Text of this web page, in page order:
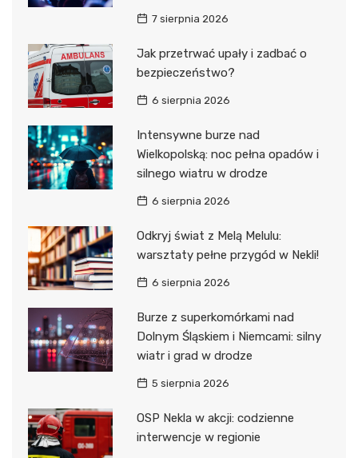
7 sierpnia 2026
Jak przetrwać upały i zadbać o
bezpieczeństwo?
6 sierpnia 2026
Intensywne burze nad
Wielkopolską: noc pełna opadów i
silnego wiatru w drodze
6 sierpnia 2026
Odkryj świat z Melą Melulu:
warsztaty pełne przygód w Nekli!
6 sierpnia 2026
Burze z superkomórkami nad
Dolnym Śląskiem i Niemcami: silny
wiatr i grad w drodze
5 sierpnia 2026
OSP Nekla w akcji: codzienne
interwencje w regionie